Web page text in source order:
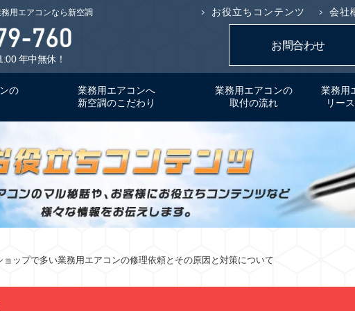
用エアコンなら新空調 お役立ちコンテンツ 会社
年中無休！
簡単5分！
お見積り
お問合わせ
の
業務用エアコンへ
新空調のこだわり
業務用エアコンの
取付の流れ
業務用
リー
ョップで多い業務用エアコンの修理依頼とその原因と対策について